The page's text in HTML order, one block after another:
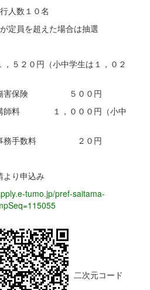
１０名
えた場合は抽選
０円（小中学生は１，０２
険 ５００円
００円（小中
２０円
り申込み
tumo.jp/pref-saitama-
二次元コード